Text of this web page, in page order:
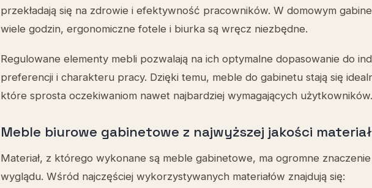
przekładają się na zdrowie i efektywność pracowników. W domowym
wiele godzin, ergonomiczne fotele i biurka są wręcz niezbędne.
Regulowane elementy mebli pozwalają na ich optymalne dopasowanie do
preferencji i charakteru pracy. Dzięki temu, meble do gabinetu stają się
które sprosta oczekiwaniom nawet najbardziej wymagających użytkowników.
Meble biurowe gabinetowe z najwyższej jakości
Materiał, z którego wykonane są meble gabinetowe, ma ogromne znaczenie
wyglądu. Wśród najczęściej wykorzystywanych materiałów znajdują się: